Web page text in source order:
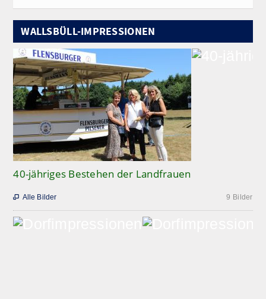
WALLSBÜLL-IMPRESSIONEN
40-jähriges Bestehen der Landfrauen
9 Bilder
 Alle Bilder